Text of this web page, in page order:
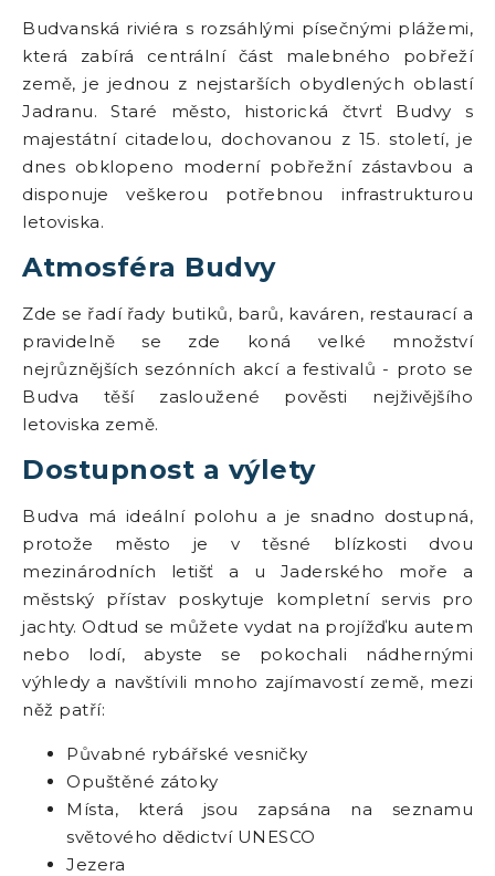
Budvanská riviéra s rozsáhlými písečnými plážemi,
která zabírá centrální část malebného pobřeží
země, je jednou z nejstarších obydlených oblastí
Jadranu. Staré město, historická čtvrť Budvy s
majestátní citadelou, dochovanou z 15. století, je
dnes obklopeno moderní pobřežní zástavbou a
disponuje veškerou potřebnou infrastrukturou
letoviska.
Atmosféra Budvy
Zde se řadí řady butiků, barů, kaváren, restaurací a
pravidelně se zde koná velké množství
nejrůznějších sezónních akcí a festivalů - proto se
Budva těší zasloužené pověsti nejživějšího
letoviska země.
Dostupnost a výlety
Budva má ideální polohu a je snadno dostupná,
protože město je v těsné blízkosti dvou
mezinárodních letišť a u Jaderského moře a
městský přístav poskytuje kompletní servis pro
jachty. Odtud se můžete vydat na projížďku autem
nebo lodí, abyste se pokochali nádhernými
výhledy a navštívili mnoho zajímavostí země, mezi
něž patří:
Půvabné rybářské vesničky
Opuštěné zátoky
Místa, která jsou zapsána na seznamu
světového dědictví UNESCO
Jezera